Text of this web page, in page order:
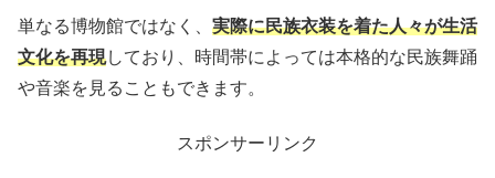
単なる博物館ではなく、 実際に民族衣装を着た人々が生活
文化を再現しており、時間帯によっては本格的な民族舞踊
や音楽を見ることもできます。
スポンサーリンク